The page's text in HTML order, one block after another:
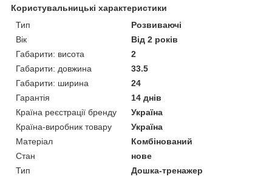
Користувальницькі характеристики
Тип
Розвиваючі
Вік
Від 2 років
Габарити: висота
2
Габарити: довжина
33.5
Габарити: ширина
24
Гарантія
14 днів
Країна реєстрації бренду
Україна
Країна-виробник товару
Україна
Матеріал
Комбінований
Стан
нове
Тип
Дошка-тренажер